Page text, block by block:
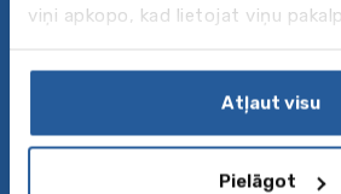
viņi apkopo, kad lietojat viņu
Atļaut visu
Pielāgot